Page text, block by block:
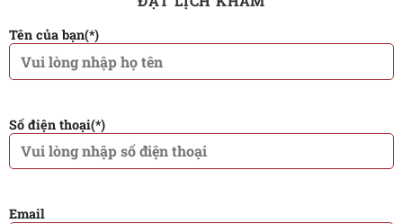
Tên của bạn(*)
Số điện thoại(*)
Email